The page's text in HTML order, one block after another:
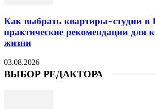
Как выбрать квартиры-студии в
практические рекомендации для
жизни
03.08.2026
ВЫБОР РЕДАКТОРА